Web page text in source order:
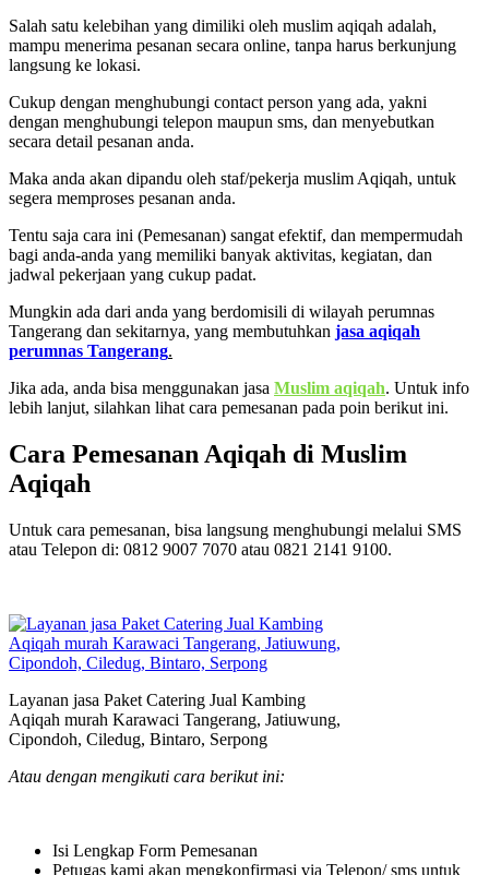
Salah satu kelebihan yang dimiliki oleh muslim aqiqah adalah,
mampu menerima pesanan secara online, tanpa harus berkunjung
langsung ke lokasi.
Cukup dengan menghubungi contact person yang ada, yakni
dengan menghubungi telepon maupun sms, dan menyebutkan
secara detail pesanan anda.
Maka anda akan dipandu oleh staf/pekerja muslim Aqiqah, untuk
segera memproses pesanan anda.
Tentu saja cara ini (Pemesanan) sangat efektif, dan mempermudah
bagi anda-anda yang memiliki banyak aktivitas, kegiatan, dan
jadwal pekerjaan yang cukup padat.
Mungkin ada dari anda yang berdomisili di wilayah perumnas
Tangerang dan sekitarnya, yang membutuhkan jasa aqiqah
perumnas Tangerang.
Jika ada, anda bisa menggunakan jasa Muslim aqiqah. Untuk info
lebih lanjut, silahkan lihat cara pemesanan pada poin berikut ini.
Cara Pemesanan Aqiqah di Muslim
Aqiqah
Untuk cara pemesanan, bisa langsung menghubungi melalui SMS
atau Telepon di: 0812 9007 7070 atau 0821 2141 9100.
Layanan jasa Paket Catering Jual Kambing
Aqiqah murah Karawaci Tangerang, Jatiuwung,
Cipondoh, Ciledug, Bintaro, Serpong
Atau dengan mengikuti cara berikut ini:
Isi Lengkap Form Pemesanan
Petugas kami akan mengkonfirmasi via Telepon/ sms untuk